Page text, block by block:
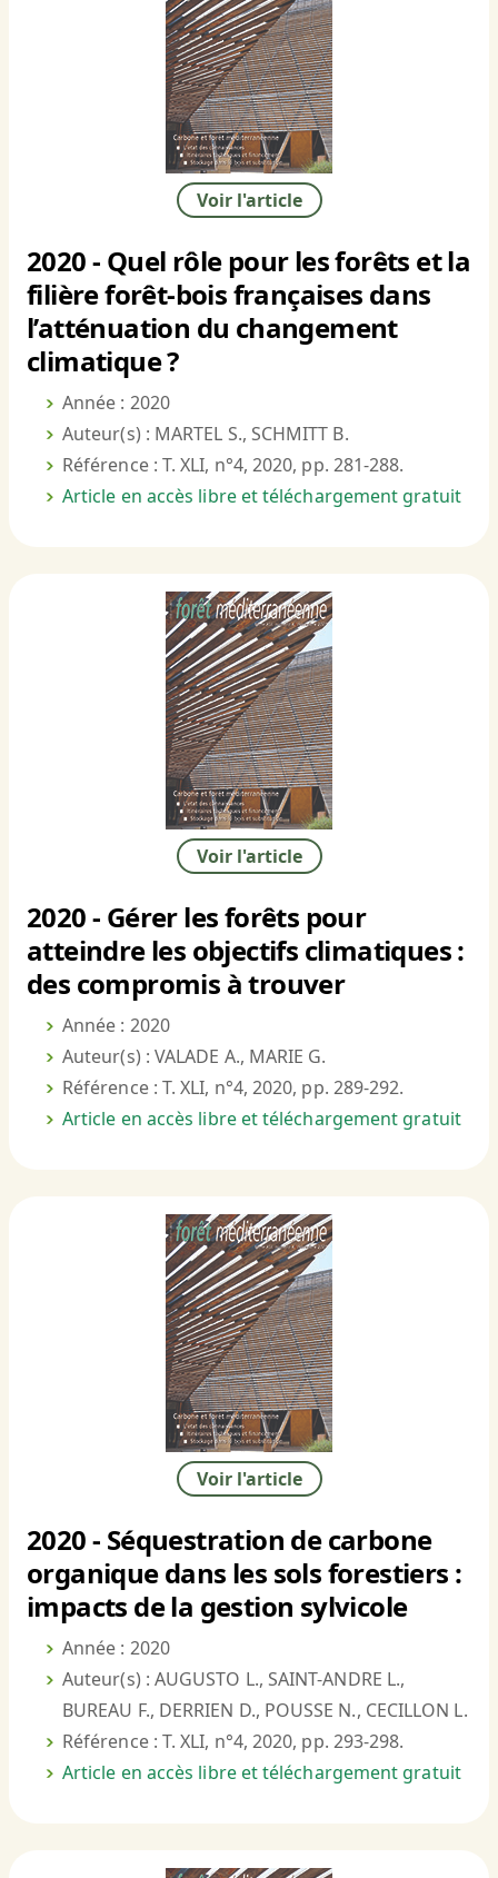
Voir l'article
2020 - Quel rôle pour les forêts et la
filière forêt-bois françaises dans
l’atténuation du changement
climatique ?
Année : 2020
Auteur(s) : MARTEL S., SCHMITT B.
Référence : T. XLI, n°4, 2020, pp. 281-288.
Article en accès libre et téléchargement gratuit
Voir l'article
2020 - Gérer les forêts pour
atteindre les objectifs climatiques :
des compromis à trouver
Année : 2020
Auteur(s) : VALADE A., MARIE G.
Référence : T. XLI, n°4, 2020, pp. 289-292.
Article en accès libre et téléchargement gratuit
Voir l'article
2020 - Séquestration de carbone
organique dans les sols forestiers :
impacts de la gestion sylvicole
Année : 2020
Auteur(s) : AUGUSTO L., SAINT-ANDRE L.,
BUREAU F., DERRIEN D., POUSSE N., CECILLON L.
Référence : T. XLI, n°4, 2020, pp. 293-298.
Article en accès libre et téléchargement gratuit